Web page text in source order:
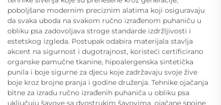
poboljšane modernim preciznim alatima koji osiguravaju
da svaka uboda na svakom ručno izrađenom puhaniču u
obliku psa zadovoljava stroge standarde izdržljivosti i
estetskog izgleda. Postupak odabira materijala stavlja
akcent na sigurnost i dugotrajnost, koristeći certificirano
organske pamučne tkanine, hipoalergenska sintetička
punila i boje sigurne za djecu koje zadržavaju svoje žive
boje kroz brojne pranja i godine druženja. Tehnike ojačanja
bitne za izradu ručno izrađenih puhaniča u obliku psa
uključuju šavove sa dvostrukim šavovima, ojačane spojne